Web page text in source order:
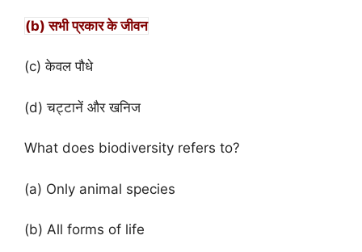
(b) सभी प्रकार के जीवन
(c) केवल पौधे
(d) चट्टानें और खनिज
What does biodiversity refers to?
(a) Only animal species
(b) All forms of life